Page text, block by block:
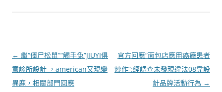
文
章
導
← 繼“僵尸松鼠”“觸手兔”JIUYI俱
意診所設計 ，american又現變
異鹿，相關部門回應
官方回應“面包店應用癌癥患者
炒作”:經調查未發現違法08靠設
計品牌活動行為 →